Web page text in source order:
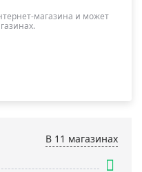
магазина и может
В 11 магазинах